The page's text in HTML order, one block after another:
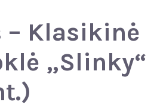
– Klasikinė
„Slinky“